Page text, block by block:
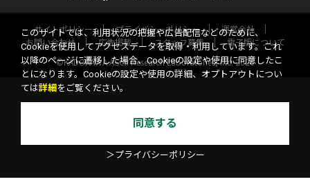
サイトポリシー プライバシーポリシー
運営会社
お問い合わせ
広告掲載 スタッフ募集
電子版について
©KADOKAWA ASCII Research Laboratories, Inc. 2026
このサイトでは、利用状況の把握や広告配信などのために、
Cookieを使用してアクセスデータを取得・利用しています。これ
以降のページに遷移した場合、Cookieの設定や使用に同意したこ
とになります。Cookieの設定や使用の詳細、オプトアウトについ
ては詳細 をご覧ください。
同意する
＞プライバシーポリシー